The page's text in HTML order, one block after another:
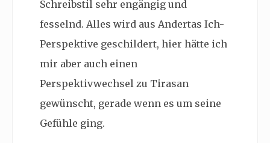
Schreibstil sehr engängig und
fesselnd. Alles wird aus Andertas Ich-
Perspektive geschildert, hier hätte ich
mir aber auch einen
Perspektivwechsel zu Tirasan
gewünscht, gerade wenn es um seine
Gefühle ging.